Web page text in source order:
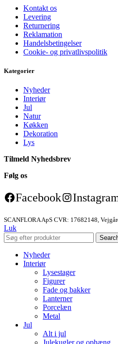
Kontakt os
Levering
Returnering
Reklamation
Handelsbetingelser
Cookie- og privatlivspolitik
Kategorier
Nyheder
Interiør
Jul
Natur
Køkken
Dekoration
Lys
Tilmeld Nyhedsbrev
Følg os
Facebook
SCANFLORA ApS CVR: 17682148,
Luk
Nyheder
Interiør
Lysestager
Figurer
Fade og bakker
Lanterner
Porcelæn
Metal
Jul
Alt i jul